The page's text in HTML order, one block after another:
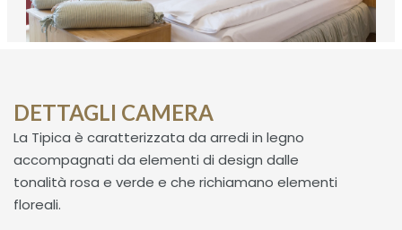
DETTAGLI CAMERA
La Tipica è caratterizzata da arredi in legno
accompagnati da elementi di design dalle
tonalità rosa e verde e che richiamano elementi
floreali.